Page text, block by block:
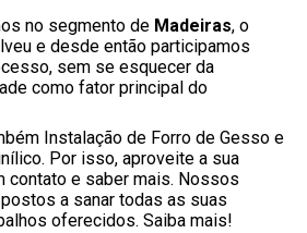
no segmento de Madeiras, o
e desde então participamos
sem se esquecer da
como fator principal do
Instalação de Forro de Gesso e
Por isso, aproveite a sua
contato e saber mais. Nossos
a sanar todas as suas
oferecidos. Saiba mais!